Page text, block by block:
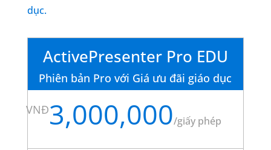
dục.
ActivePresenter Pro EDU
Phiên bản Pro với Giá ưu đãi giáo dục
VNĐ3,000,000/giấy phép